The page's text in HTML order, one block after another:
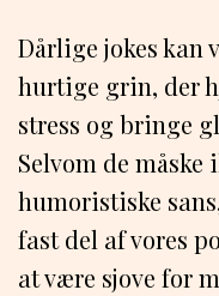
Dårlige jokes kan
hurtige grin, der
stress og bringe
Selvom de
humoristiske
fast del af vores
at være sjove for